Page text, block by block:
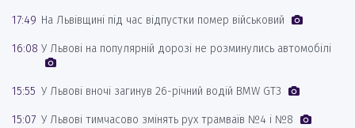
17:49 На Львівщині під час відпустки помер військовий
16:08 У Львові на популярній дорозі не розминулись автомобілі
15:55 У Львові вночі загинув 26-річний водій BMW GT3
15:07 У Львові тимчасово змінять рух трамваїв №4 і №8